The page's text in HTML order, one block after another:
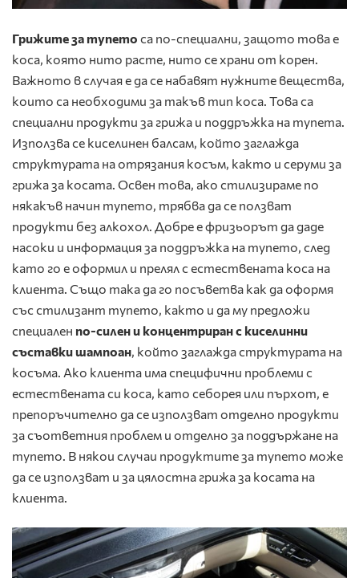
Грижите за тупето са по-специални, защото това е
коса, която нито расте, нито се храни от корен.
Важното в случая е да се набавят нужните вещества,
които са необходими за такъв тип коса. Това са
специални продукти за грижа и поддръжка на тупета.
Използва се киселинен балсам, който заглажда
структурата на отрязания косъм, както и серуми за
грижа за косата. Освен това, ако стилизираме по
някакъв начин тупето, трябва да се ползват
продукти без алкохол. Добре е фризьорът да даде
насоки и информация за поддръжка на тупето, след
като го е оформил и прелял с естествената коса на
клиента. Също така да го посъветва как да оформя
със стилизант тупето, както и да му предложи
специален по-силен и концентриран с киселинни
съставки шампоан, който заглажда структурата на
косъма. Ако клиента има специфични проблеми с
естествената си коса, като себорея или пърхот, е
препоръчително да се използват отделно продукти
за съответния проблем и отделно за поддържане на
тупето. В някои случаи продуктите за тупето може
да се използват и за цялостна грижа за косата на
клиента.